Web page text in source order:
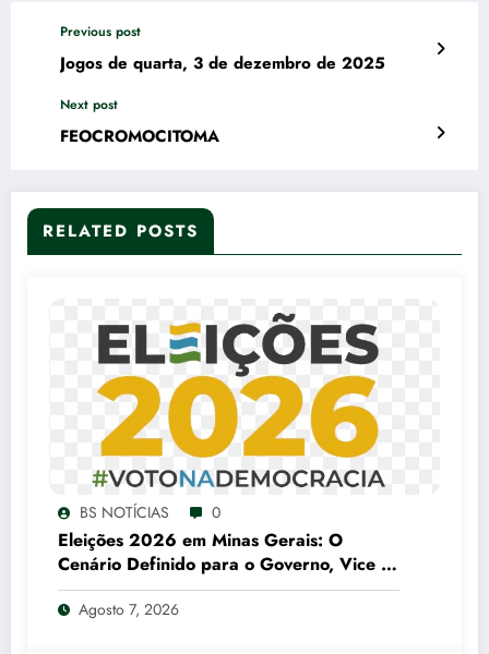
Previous post
Jogos de quarta, 3 de dezembro de 2025
Next post
FEOCROMOCITOMA
RELATED POSTS
BS NOTÍCIAS 0
Eleições 2026 em Minas Gerais: O
Cenário Definido para o Governo, Vice e
Senado
Agosto 7, 2026